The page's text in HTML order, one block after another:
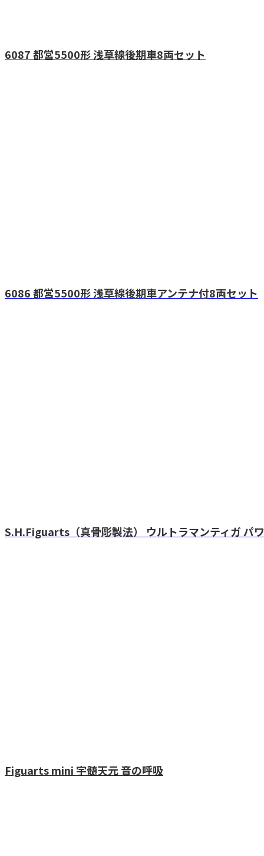
6087 都営5500形 浅草線後期車8両セット
6086 都営5500形 浅草線後期車アンテナ付8両セット
S.H.Figuarts（真骨彫製法） ウルトラマンティガ パ
Figuarts mini 宇髄天元 音の呼吸